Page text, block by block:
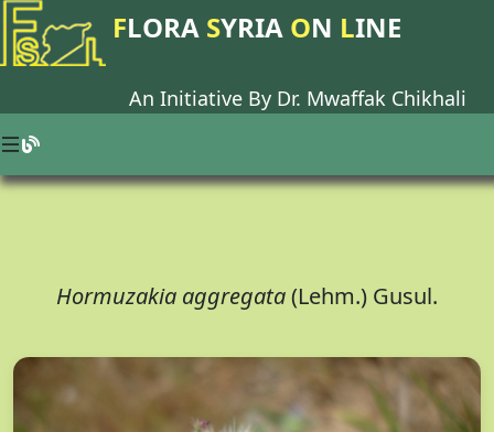
FLORA SYRIA ON LINE
An Initiative By Dr. Mwaffak Chikhali
Hormuzakia aggregata(Lehm.) Gusul.